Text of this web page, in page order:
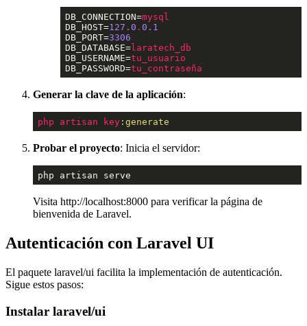
DB_CONNECTION=mysql
DB_HOST=127.0 . 0.1
DB_PORT=3306
DB_DATABASE=laratech_db
DB_USERNAME=tu_usuario
DB_PASSWORD=tu_contraseña
Generar la clave de la aplicación:
php artisan key:generate
Probar el proyecto: Inicia el servidor:
php artisan serve
Visita http://localhost:8000 para verificar la página de
bienvenida de Laravel.
Autenticación con Laravel UI
El paquete laravel/ui facilita la implementación de autenticación.
Sigue estos pasos:
Instalar laravel/ui